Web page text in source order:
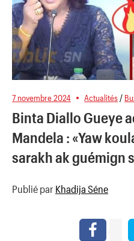
7 novembre 2024 Actualités /
Binta Diallo Gueye
Mandela : «Yaw
sarakh ak guémign
Publié par Khadija Séne